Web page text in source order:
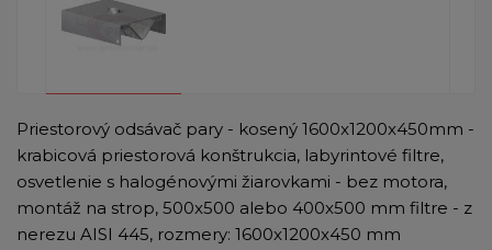
Priestorový odsávač pary - kosený 1600x1200x450mm -
krabicová priestorová konštrukcia, labyrintové filtre,
osvetlenie s halogénovými žiarovkami - bez motora,
montáž na strop, 500x500 alebo 400x500 mm filtre - z
nerezu AISI 445, rozmery: 1600x1200x450 mm